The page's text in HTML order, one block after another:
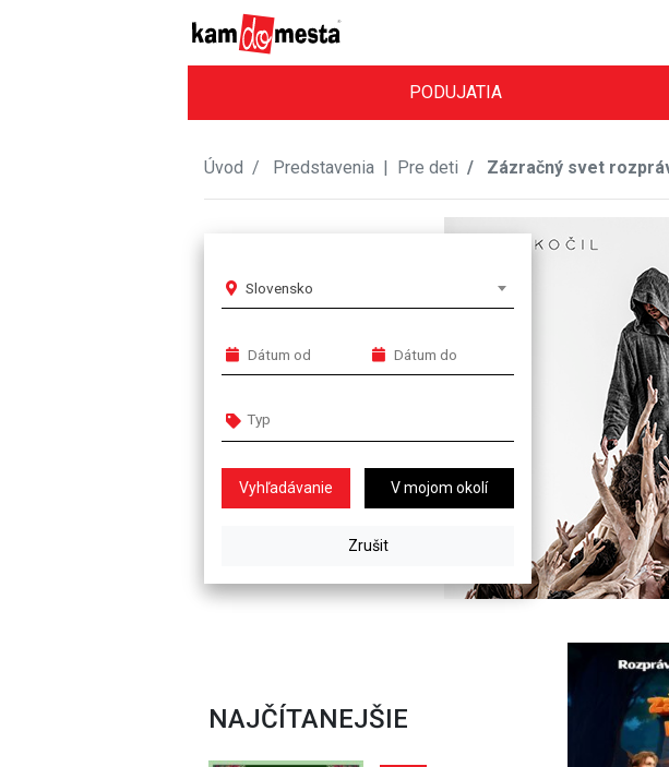
PODUJATIA
Úvod Predstavenia | Pre deti Zázračný svet
Slovensko
V mojom okolí
NAJČÍTANEJŠIE